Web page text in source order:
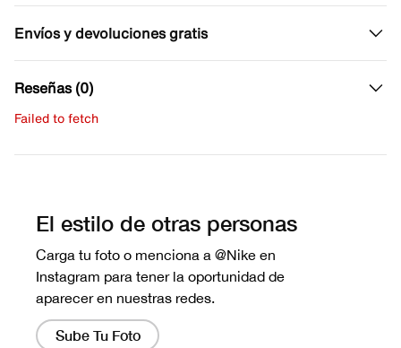
Envíos y devoluciones gratis
Reseñas (0)
Failed to fetch